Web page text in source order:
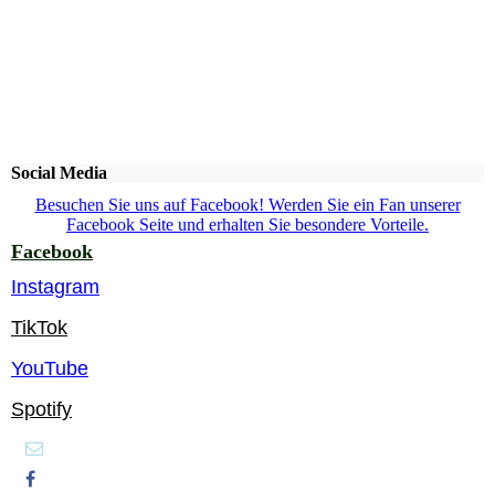
Social Media
Besuchen Sie uns auf Facebook! Werden Sie ein Fan unserer
Facebook Seite und erhalten Sie besondere Vorteile.
Facebook
Instagram
TikTok
YouTube
Spotify